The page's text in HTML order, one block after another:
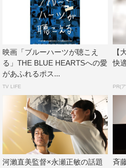
棲中の彼氏の浮気現場を目撃し
保と、店に入り浸る女子高生二
放っておけない。
一希自身も踏ん切りをつけられ
た…。
「人にやさしく」
出演：市原隼人 高橋メアリ
也 西村雅彦
監督：下山天（『L-エル-』）
遥か未来、刑務所惑星を目指す
た。
映画「ブルーハーツが聴こえ
る」THE BLUE HEARTSへの愛
があふれるポス...
TV LIFE
【
快
PR(
河瀨直美監督×永瀬正敏の話題
斉